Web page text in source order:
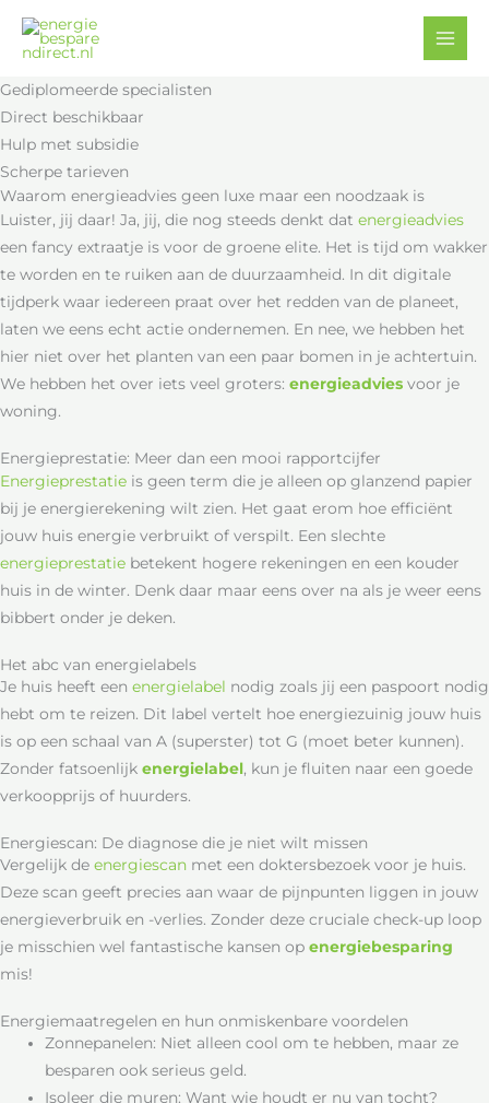
naar
inhoud
Gediplomeerde specialisten
Direct beschikbaar
Hulp met subsidie
Scherpe tarieven
Waarom energieadvies geen luxe maar een noodzaak is
Luister, jij daar! Ja, jij, die nog steeds denkt dat energieadvies
een fancy extraatje is voor de groene elite. Het is tijd om wakker
te worden en te ruiken aan de duurzaamheid. In dit digitale
tijdperk waar iedereen praat over het redden van de planeet,
laten we eens echt actie ondernemen. En nee, we hebben het
hier niet over het planten van een paar bomen in je achtertuin.
We hebben het over iets veel groters: energieadvies voor je
woning.
Energieprestatie: Meer dan een mooi rapportcijfer
Energieprestatie is geen term die je alleen op glanzend papier
bij je energierekening wilt zien. Het gaat erom hoe efficiënt
jouw huis energie verbruikt of verspilt. Een slechte
energieprestatie betekent hogere rekeningen en een kouder
huis in de winter. Denk daar maar eens over na als je weer eens
bibbert onder je deken.
Het abc van energielabels
Je huis heeft een energielabel nodig zoals jij een paspoort nodig
hebt om te reizen. Dit label vertelt hoe energiezuinig jouw huis
is op een schaal van A (superster) tot G (moet beter kunnen).
Zonder fatsoenlijk energielabel, kun je fluiten naar een goede
verkoopprijs of huurders.
Energiescan: De diagnose die je niet wilt missen
Vergelijk de energiescan met een doktersbezoek voor je huis.
Deze scan geeft precies aan waar de pijnpunten liggen in jouw
energieverbruik en -verlies. Zonder deze cruciale check-up loop
je misschien wel fantastische kansen op energiebesparing
mis!
Energiemaatregelen en hun onmiskenbare voordelen
Zonnepanelen: Niet alleen cool om te hebben, maar ze
besparen ook serieus geld.
Isoleer die muren: Want wie houdt er nu van tocht?